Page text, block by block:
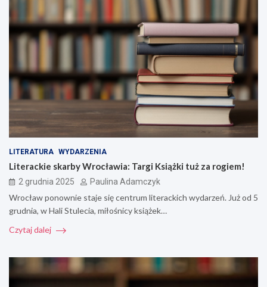
LITERATURA WYDARZENIA
Literackie skarby Wrocławia: Targi Książki tuż za rogiem!
2 grudnia 2025 Paulina Adamczyk
Wrocław ponownie staje się centrum literackich wydarzeń. Już od 5
grudnia, w Hali Stulecia, miłośnicy książek…
Czytaj dalej